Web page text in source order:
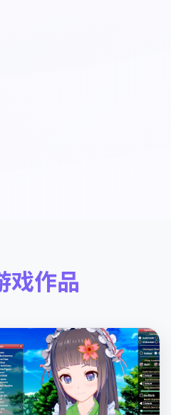
戏作品